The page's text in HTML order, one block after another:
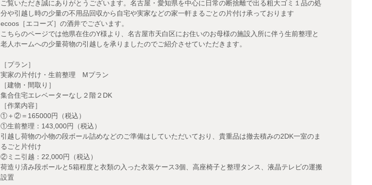
ご覧いただき誠にありがとうございます。名古屋・愛知県を中心に日常の断捨離で出る粗大ゴミ１品の処
分や引越し時の少量の不用品回収から自宅や実家などの家一軒まるごとの片付け承っております
ecoos［エコーズ］の酒井でございます。
こちらのページでは他県在住のY様より、名古屋市天白区にお住いのお母様の施設入所に伴う生前整理と
老人ホームへの少量荷物の引越しを承りましたのでご紹介させていただきます。
［プラン］
実家の片付け・生前整理 Mプラン
［建物・間取り］
集合住宅エレベーターなし２階２DK
［作業内容］
①＋②＝165000円（税込）
①生前整理：143,000円（税込）
引越し荷物の小物の段ボール詰めなどのご準備はしていただいており、貴重品は撤去積みの2DK一室のま
るごと片付け
②ミニ引越：22,000円（税込）
荷造り済み段ボールと5箱程度と衣類の入った衣装ケース3個、高座椅子と整理タンス、液晶テレビの運搬
設置